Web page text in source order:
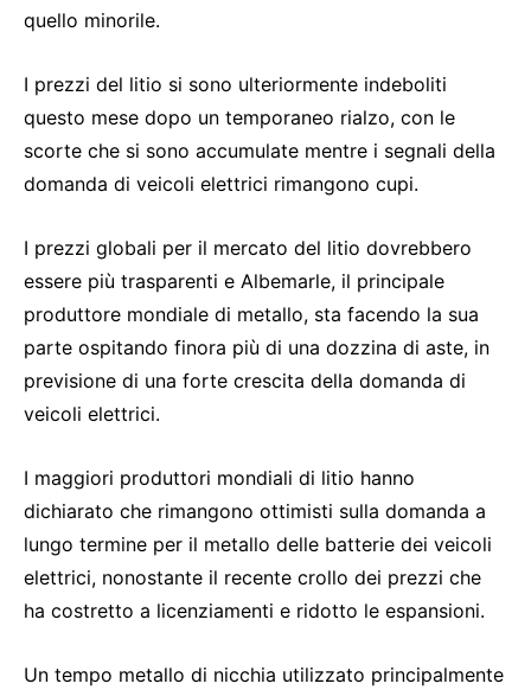
quello minorile.
I prezzi del litio si sono ulteriormente indeboliti
questo mese dopo un temporaneo rialzo, con le
scorte che si sono accumulate mentre i segnali della
domanda di veicoli elettrici rimangono cupi.
I prezzi globali per il mercato del litio dovrebbero
essere più trasparenti e Albemarle, il principale
produttore mondiale di metallo, sta facendo la sua
parte ospitando finora più di una dozzina di aste, in
previsione di una forte crescita della domanda di
veicoli elettrici.
I maggiori produttori mondiali di litio hanno
dichiarato che rimangono ottimisti sulla domanda a
lungo termine per il metallo delle batterie dei veicoli
elettrici, nonostante il recente crollo dei prezzi che
ha costretto a licenziamenti e ridotto le espansioni.
Un tempo metallo di nicchia utilizzato principalmente